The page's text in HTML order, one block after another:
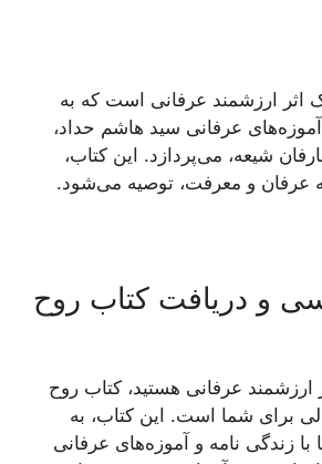
اثر ارزشمند عرفانی است که به
آموزه‌های عرفانی سید هاشم حداد،
شیعه، می‌پردازد. این کتاب،
عرفان و معرفت، توصیه می‌شود.
و دریافت کتاب روح
ارزشمند عرفانی هستید، کتاب روح
برای شما است. این کتاب، به
زندگی نامه و آموزه‌های عرفانی